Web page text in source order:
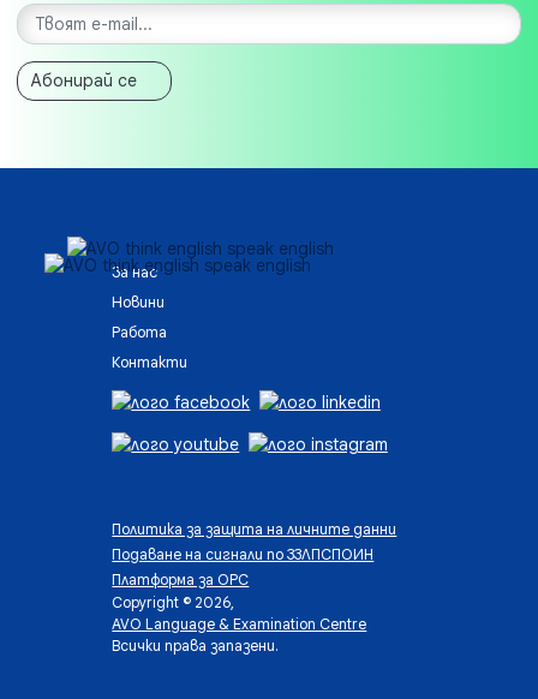
Абонирай се
За нас
Новини
Работа
Контакти
Политика за защита на личните данни
Подаване на сигнали по ЗЗЛПСПОИН
Платформа за ОРС
Copyright © 2026,
AVO Language & Examination Centre
Всички права запазени.